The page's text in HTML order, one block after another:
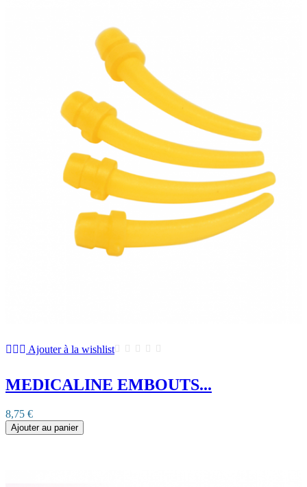
Ajouter à la wishlist
MEDICALINE EMBOUTS...
8,75 €
Ajouter au panier